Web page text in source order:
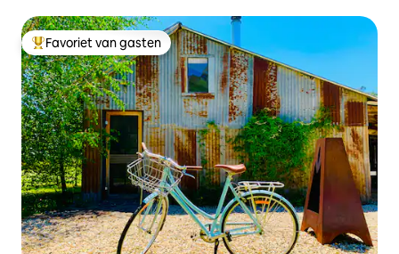
Topfavoriet van gasten
Favoriet van gasten